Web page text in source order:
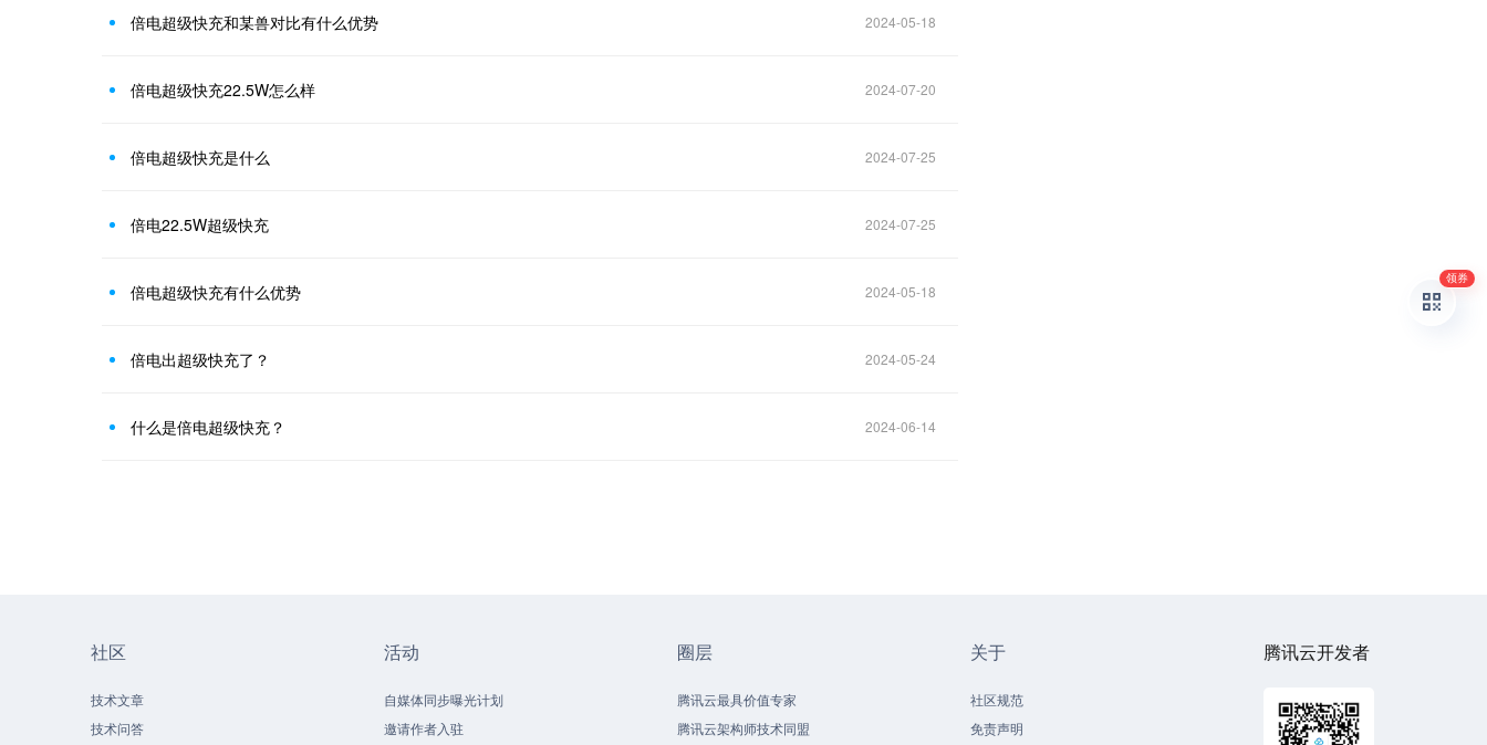
倍电超级快充和某兽对比有什么优势 2024-05-18
倍电超级快充22.5W怎么样 2024-07-20
倍电超级快充是什么 2024-07-25
倍电22.5W超级快充 2024-07-25
倍电超级快充有什么优势 2024-05-18
倍电出超级快充了？ 2024-05-24
什么是倍电超级快充？ 2024-06-14
社区
技术文章
技术问答
活动
自媒体同步曝光计划
邀请作者入驻
圈层
腾讯云最具价值专家
腾讯云架构师技术同盟
关于
社区规范
免责声明
腾讯云开发者
领券